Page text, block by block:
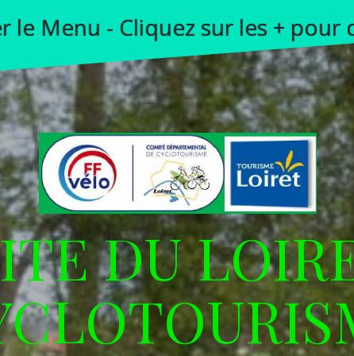
Menu - Cliquez sur les + pour
DU